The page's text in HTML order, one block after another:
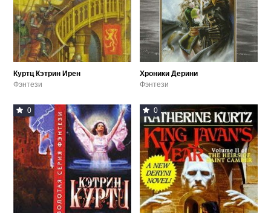
Куртц Кэтрин Ирен
Фэнтези
Хроники Дерини
Фэнтези
0 0